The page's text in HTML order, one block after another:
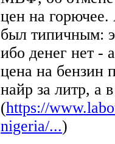
цен на горючее.
был типичным:
ибо денег нет ­-
цена на бензин
найр за литр, а
(https://
nigeria/...)